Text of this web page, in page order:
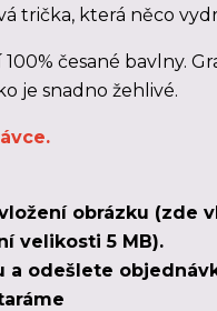
trička, která něco
česané bavlny.
je snadno žehlivé.
obrázku (zde
velikosti 5 MB).
a odešlete